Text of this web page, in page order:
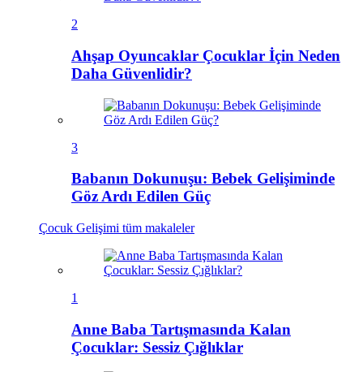
2
Ahşap Oyuncaklar Çocuklar İçin Neden
Daha Güvenlidir?
3
Babanın Dokunuşu: Bebek Gelişiminde
Göz Ardı Edilen Güç
Çocuk Gelişimi tüm makaleler
1
Anne Baba Tartışmasında Kalan
Çocuklar: Sessiz Çığlıklar